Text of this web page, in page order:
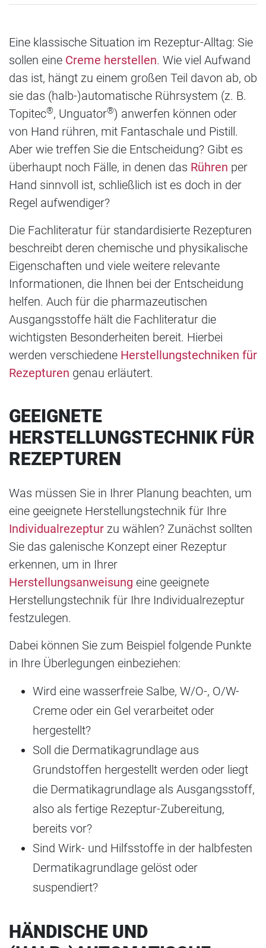
Eine klassische Situation im Rezeptur-Alltag: Sie
sollen eine Creme herstellen. Wie viel Aufwand
das ist, hängt zu einem großen Teil davon ab, ob
sie das (halb-)automatische Rührsystem (z. B.
Topitec®, Unguator®) anwerfen können oder
von Hand rühren, mit Fantaschale und Pistill.
Aber wie treffen Sie die Entscheidung? Gibt es
überhaupt noch Fälle, in denen das Rühren per
Hand sinnvoll ist, schließlich ist es doch in der
Regel aufwendiger?
Die Fachliteratur für standardisierte Rezepturen
beschreibt deren chemische und physikalische
Eigenschaften und viele weitere relevante
Informationen, die Ihnen bei der Entscheidung
helfen. Auch für die pharmazeutischen
Ausgangsstoffe hält die Fachliteratur die
wichtigsten Besonderheiten bereit. Hierbei
werden verschiedene Herstellungstechniken für
Rezepturen genau erläutert.
GEEIGNETE
HERSTELLUNGSTECHNIK FÜR
REZEPTUREN
Was müssen Sie in Ihrer Planung beachten, um
eine geeignete Herstellungstechnik für Ihre
Individualrezeptur zu wählen? Zunächst sollten
Sie das galenische Konzept einer Rezeptur
erkennen, um in Ihrer
Herstellungsanweisung eine geeignete
Herstellungstechnik für Ihre Individualrezeptur
festzulegen.
Dabei können Sie zum Beispiel folgende Punkte
in Ihre Überlegungen einbeziehen:
Wird eine wasserfreie Salbe, W/O-, O/W-
Creme oder ein Gel verarbeitet oder
hergestellt?
Soll die Dermatikagrundlage aus
Grundstoffen hergestellt werden oder liegt
die Dermatikagrundlage als Ausgangsstoff,
also als fertige Rezeptur-Zubereitung,
bereits vor?
Sind Wirk- und Hilfsstoffe in der halbfesten
Dermatikagrundlage gelöst oder
suspendiert?
HÄNDISCHE UND